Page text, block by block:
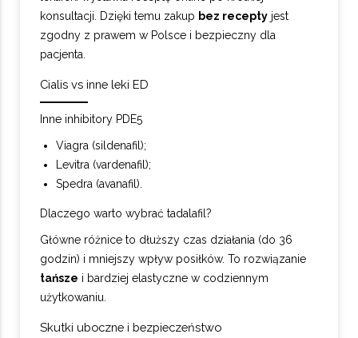
konsultacji. Dzięki temu zakup bez recepty jest
zgodny z prawem w Polsce i bezpieczny dla
pacjenta.
Cialis vs inne leki ED
Inne inhibitory PDE5
Viagra (sildenafil);
Levitra (vardenafil);
Spedra (avanafil).
Dlaczego warto wybrać tadalafil?
Główne różnice to dłuższy czas działania (do 36
godzin) i mniejszy wpływ posiłków. To rozwiązanie
tańsze i bardziej elastyczne w codziennym
użytkowaniu.
Skutki uboczne i bezpieczeństwo